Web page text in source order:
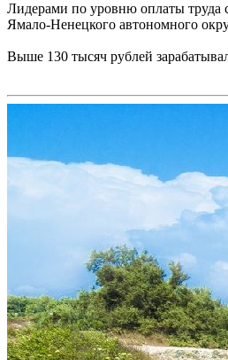
Лидерами по уровню оплаты труда
Ямало-Ненецкого автономного
Выше 130 тысяч рублей